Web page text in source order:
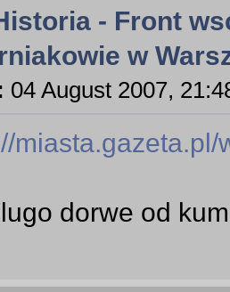
- Front
w
04 August 2007,
dorwe od